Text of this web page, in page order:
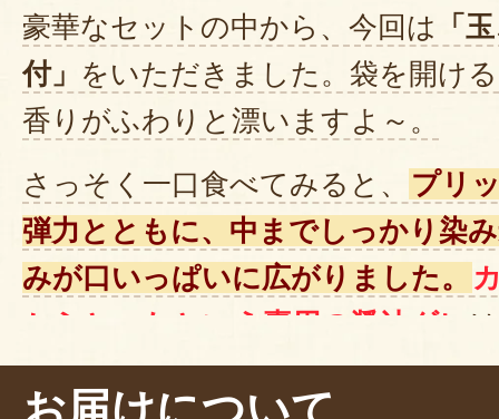
豪華なセットの中から、今回は
「
付」
をいただきました。袋を開け
香りがふわりと漂いますよ～。
さっそく一口食べてみると、
プリ
弾力とともに、中までしっかり染
みが口いっぱいに広がりました。
からとったという専用の醤油ダレ
ぎることはなく、素材の風味を引